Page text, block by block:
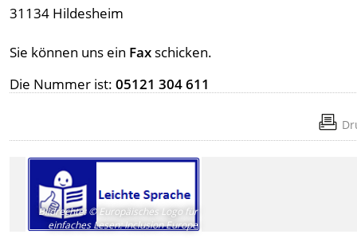
31134 Hildesheim
Sie können uns ein Fax schicken.
Die Nummer ist:05121 304 611
Bildrechte:© Europäisches Logo für
einfaches Lesen: Inclusion Europe